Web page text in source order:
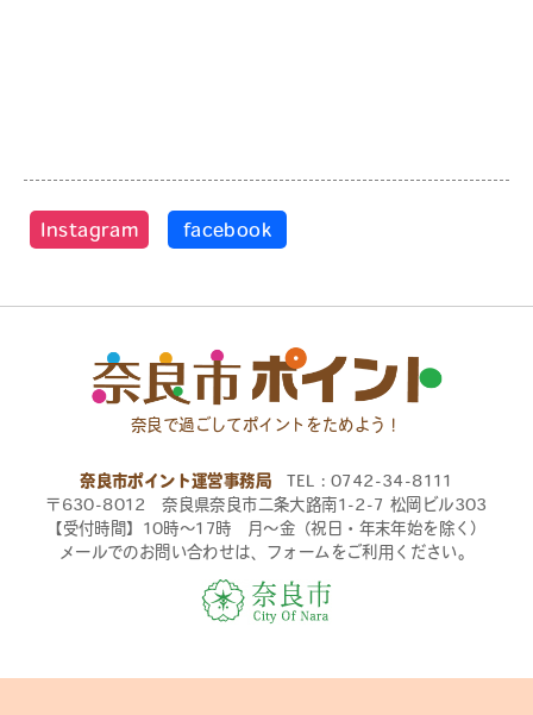
Instagram facebook
奈良で過ごしてポイントをためよう！
奈良市ポイント運営事務局 TEL：0742-34-8111
〒630-8012 奈良県奈良市二条大路南1-2-7 松岡ビル303
【受付時間】10時〜17時 月〜金（祝日・年末年始を除く）
メールでのお問い合わせは、フォームをご利用ください。